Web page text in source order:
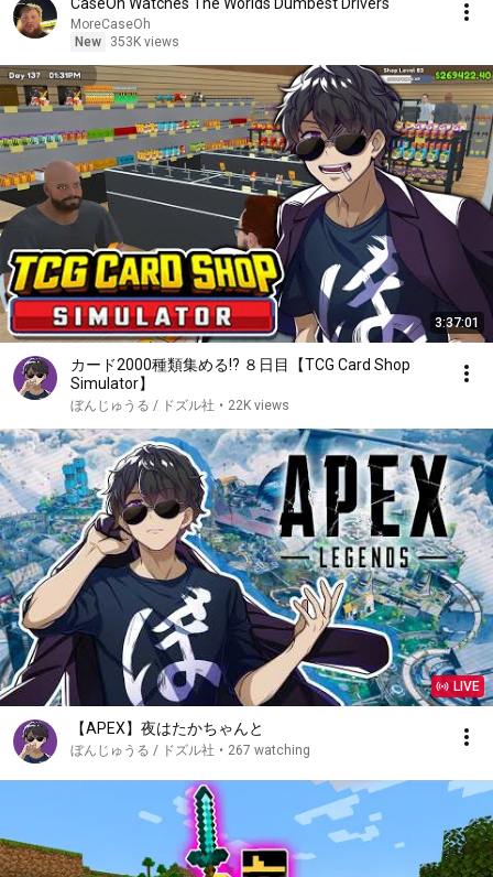
MoreCaseOh
New
353K views
3:37:01
カード2000種類集める!? ８日目【TCG Card Shop
Simulator】
ぼんじゅうる / ドズル社 • 22K views
LIVE
【APEX】夜はたかちゃんと
ぼんじゅうる / ドズル社 • 267 watching